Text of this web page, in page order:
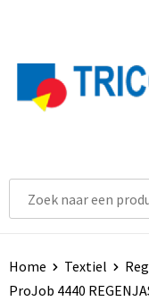
Home Textiel
ProJob 4440